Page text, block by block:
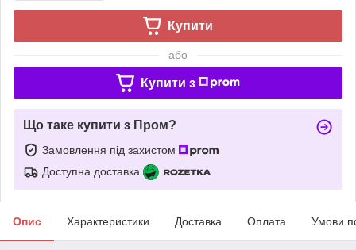
Купити
або
Купити з
Що таке купити з Пром?
Замовлення під захистом
Доступна доставка
Опис Характеристики Доставка Оплата Умови